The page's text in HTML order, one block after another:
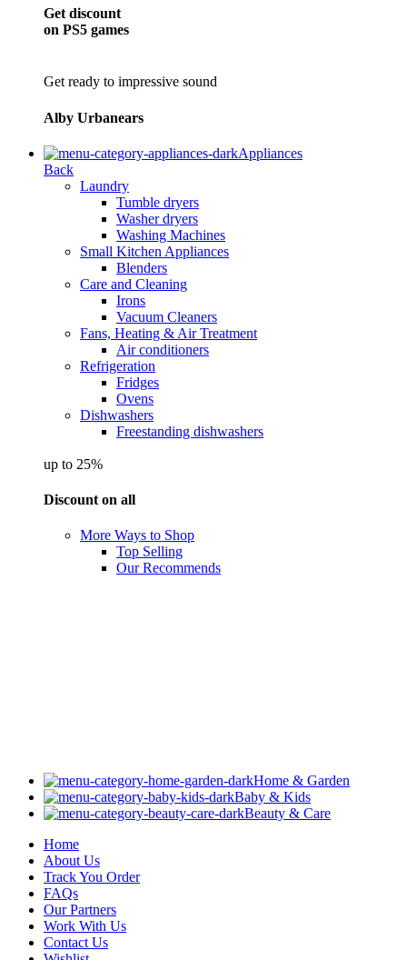
Get discount
on PS5 games
Get ready to impressive sound
Alby Urbanears
Appliances
Back
Laundry
Tumble dryers
Washer dryers
Washing Machines
Small Kitchen Appliances
Blenders
Care and Cleaning
Irons
Vacuum Cleaners
Fans, Heating & Air Treatment
Air conditioners
Refrigeration
Fridges
Ovens
Dishwashers
Freestanding dishwashers
up to 25%
Discount on all
More Ways to Shop
Top Selling
Our Recommends
Home & Garden
Baby & Kids
Beauty & Care
Home
About Us
Track You Order
FAQs
Our Partners
Work With Us
Contact Us